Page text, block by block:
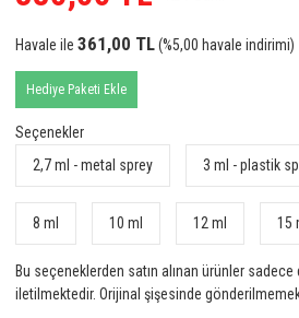
Havale ile 361,00 TL(%5,00 havale indirimi)
Hediye Paketi Ekle
Seçenekler
2,7 ml - metal sprey
3 ml - plastik
8 ml 10 ml 12 ml 15
Bu seçeneklerden satın alınan ürünler
iletilmektedir. Orijinal şişesinde